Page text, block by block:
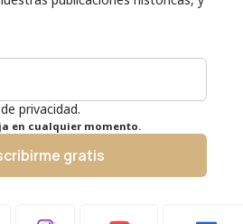
privacidad.
en cualquier momento.
gratis